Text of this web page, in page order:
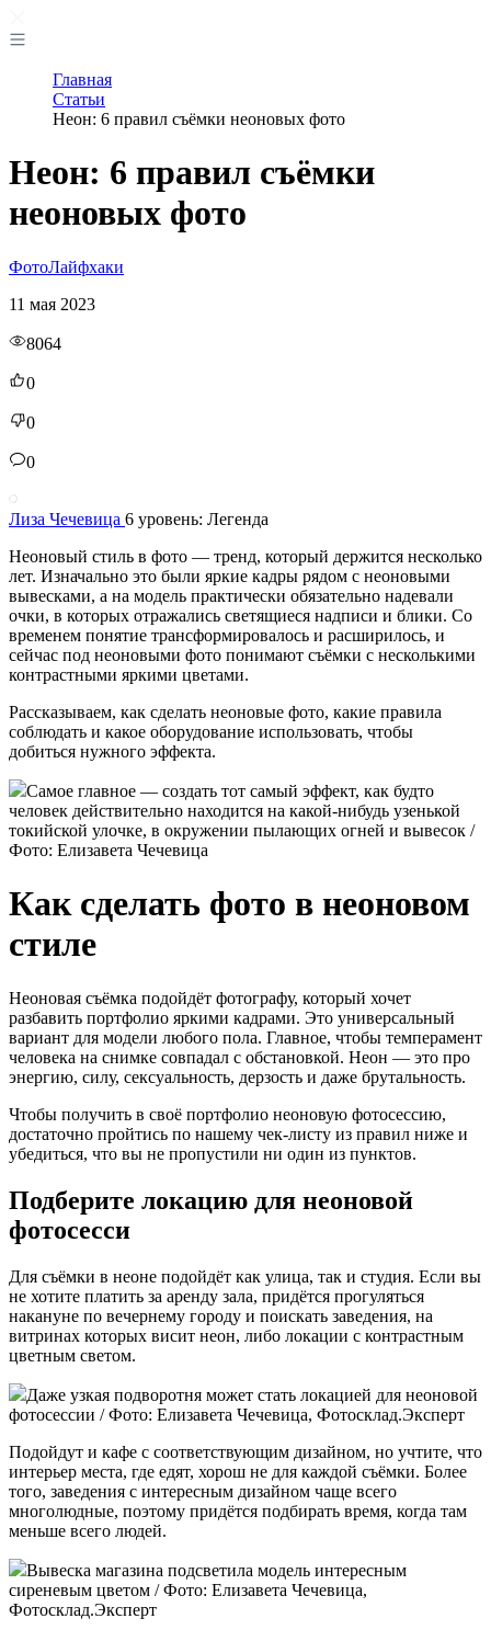
Главная
Статьи
Неон: 6 правил съёмки неоновых фото
Неон: 6 правил съёмки
неоновых фото
ФотоЛайфхаки
11 мая 2023
8064
0
0
0
Лиза Чечевица 6 уровень: Легенда
Неоновый стиль в фото — тренд, который держится несколько
лет. Изначально это были яркие кадры рядом с неоновыми
вывесками, а на модель практически обязательно надевали
очки, в которых отражались светящиеся надписи и блики. Со
временем понятие трансформировалось и расширилось, и
сейчас под неоновыми фото понимают съёмки с несколькими
контрастными яркими цветами.
Рассказываем, как сделать неоновые фото, какие правила
соблюдать и какое оборудование использовать, чтобы
добиться нужного эффекта.
Самое главное — создать тот самый эффект, как будто
человек действительно находится на какой-нибудь узенькой
токийской улочке, в окружении пылающих огней и вывесок /
Фото: Елизавета Чечевица
Как сделать фото в неоновом
стиле
Неоновая съёмка подойдёт фотографу, который хочет
разбавить портфолио яркими кадрами. Это универсальный
вариант для модели любого пола. Главное, чтобы темперамент
человека на снимке совпадал с обстановкой. Неон — это про
энергию, силу, сексуальность, дерзость и даже брутальность.
Чтобы получить в своё портфолио неоновую фотосессию,
достаточно пройтись по нашему чек-листу из правил ниже и
убедиться, что вы не пропустили ни один из пунктов.
Подберите локацию для неоновой
фотосесси
Для съёмки в неоне подойдёт как улица, так и студия. Если вы
не хотите платить за аренду зала, придётся прогуляться
накануне по вечернему городу и поискать заведения, на
витринах которых висит неон, либо локации с контрастным
цветным светом.
Даже узкая подворотня может стать локацией для неоновой
фотосессии / Фото: Елизавета Чечевица, Фотосклад.Эксперт
Подойдут и кафе с соответствующим дизайном, но учтите, что
интерьер места, где едят, хорош не для каждой съёмки. Более
того, заведения с интересным дизайном чаще всего
многолюдные, поэтому придётся подбирать время, когда там
меньше всего людей.
Вывеска магазина подсветила модель интересным
сиреневым цветом / Фото: Елизавета Чечевица,
Фотосклад.Эксперт